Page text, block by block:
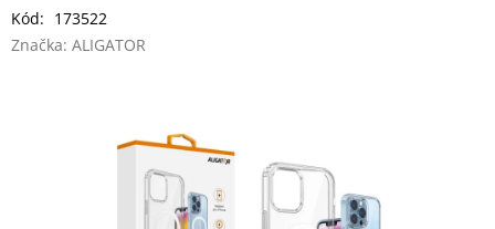
Tiskárny
Kód: 173522
Značka: ALIGATOR